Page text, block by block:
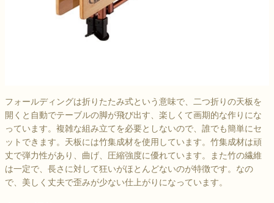
フォールディングは折りたたみ式という意味で、二つ折りの天板を
開くと自動でテーブルの脚が飛び出す、楽しくて画期的な作りにな
っています。複雑な組み立てを必要としないので、誰でも簡単にセ
ットできます。天板には竹集成材を使用しています。竹集成材は頑
丈で弾力性があり、曲げ、圧縮強度に優れています。また竹の繊維
は一定で、長さに対して狂いがほとんどないのが特徴です。なの
で、美しく丈夫で歪みが少ない仕上がりになっています。